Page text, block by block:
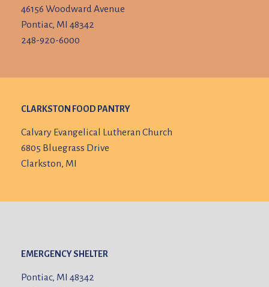
46156 Woodward Avenue
Pontiac, MI 48342
248-920-6000
CLARKSTON FOOD PANTRY
Calvary Evangelical Lutheran Church
6805 Bluegrass Drive
Clarkston, MI
EMERGENCY SHELTER
Pontiac, MI 48342